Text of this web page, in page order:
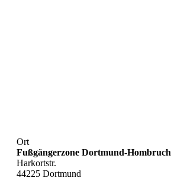
Ort
Fußgängerzone Dortmund-Hombruch
Harkortstr.
44225 Dortmund